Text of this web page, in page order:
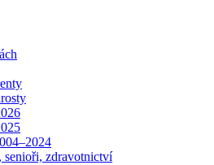
senioři, zdravotnictví